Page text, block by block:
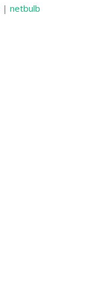
| netbulb